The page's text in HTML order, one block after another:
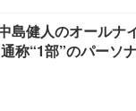
中島健人のオール
称“1部”のパーソ